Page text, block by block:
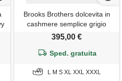
Brooks Brothers dolcevita in
cashmere semplice grigio
chiaro
395,00 €
Sped. gratuita
L M S XL XXL XXXL